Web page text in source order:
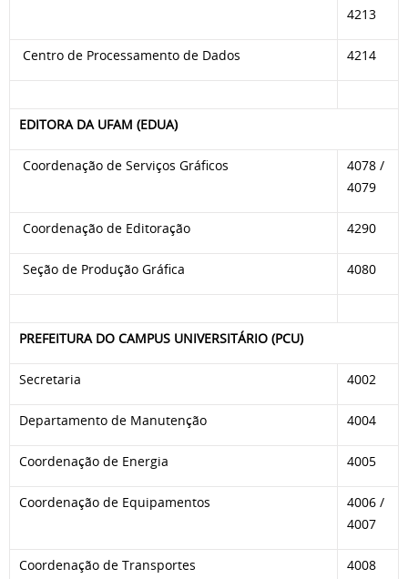
4213
Centro de Processamento de Dados 4214
EDITORA DA UFAM (EDUA)
Coordenação de Serviços Gráficos
4078 /
4079
Coordenação de Editoração 4290
Seção de Produção Gráfica 4080
PREFEITURA DO CAMPUS UNIVERSITÁRIO (PCU)
Secretaria 4002
Departamento de Manutenção 4004
Coordenação de Energia 4005
Coordenação de Equipamentos
4006 /
4007
Coordenação de Transportes 4008